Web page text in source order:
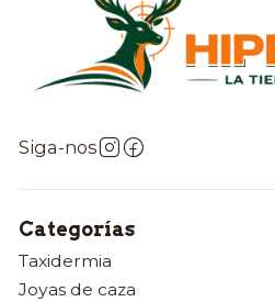
Siga-nos
Categorías
Taxidermia
Joyas de caza